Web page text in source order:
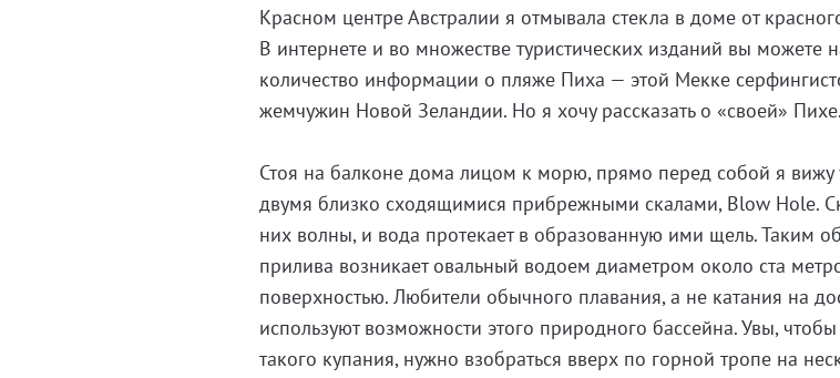
Красном центре Австралии я отмывала стекла в доме от
В интернете и во множестве туристических изданий вы можете
количество информации о пляже Пиха — этой Мекке
жемчужин Новой Зеландии. Но я хочу рассказать о «своей» Пихе.
Стоя на балконе дома лицом к морю, прямо перед собой я вижу
двумя близко сходящимися прибрежными скалами, Blow Hole.
них волны, и вода протекает в образованную ими щель. Таким
прилива возникает овальный водоем диаметром около ста
поверхностью. Любители обычного плавания, а не катания на
используют возможности этого природного бассейна. Увы,
такого купания, нужно взобраться вверх по горной тропе на